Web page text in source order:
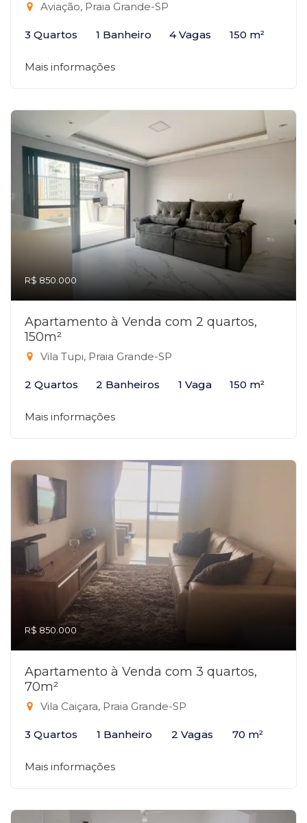
Aviação, Praia Grande-SP
3 Quartos 1 Banheiro 4 Vagas 150 m²
Mais informações
R$ 850.000
Apartamento à Venda com 2 quartos,
150m²
Vila Tupi, Praia Grande-SP
2 Quartos 2 Banheiros 1 Vaga 150 m²
Mais informações
R$ 850.000
Apartamento à Venda com 3 quartos,
70m²
Vila Caiçara, Praia Grande-SP
3 Quartos 1 Banheiro 2 Vagas 70 m²
Mais informações